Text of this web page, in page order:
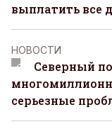
выплатить все
НОВОСТИ
Северный
серьезные